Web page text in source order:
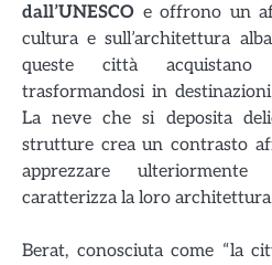
dall’UNESCO e offrono un
cultura e sull’architettura
queste città acquistano
trasformandosi in
La neve che si deposita
strutture crea un contrasto
apprezzare
caratterizza la loro
Berat, conosciuta come “la